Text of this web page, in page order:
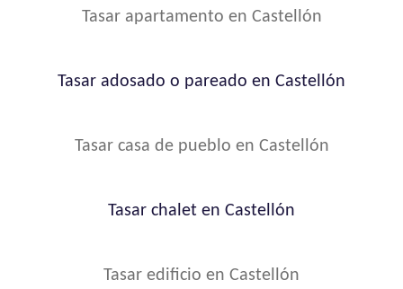
Tasar apartamento en Castellón
Tasar adosado o pareado en Castellón
Tasar casa de pueblo en Castellón
Tasar chalet en Castellón
Tasar edificio en Castellón